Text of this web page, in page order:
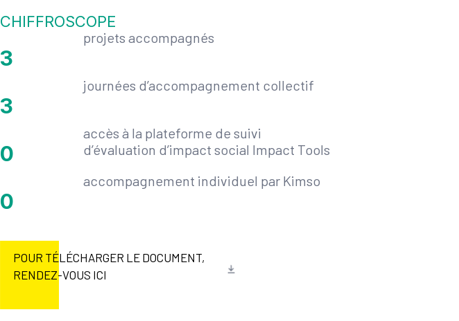
CHIFFROSCOPE
6
projets accompagnés
6
journées d’accompagnement collectif
1
accès à la plateforme de suivi
d’évaluation d’impact social Impact Tools
1
accompagnement individuel par Kimso
POUR TÉLÉCHARGER LE DOCUMENT,
RENDEZ-VOUS ICI